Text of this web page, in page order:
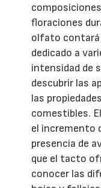
floraciones
olfato contará
dedicado a
intensidad de
descubrir las
las
comestibles.
el incremento
presencia de
que el tacto
conocer las